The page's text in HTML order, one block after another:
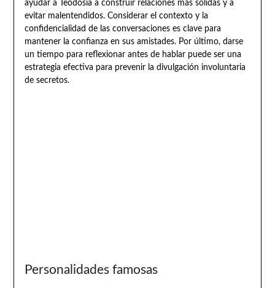
ayudar a Teodosia a construir relaciones más sólidas y a
evitar malentendidos. Considerar el contexto y la
confidencialidad de las conversaciones es clave para
mantener la confianza en sus amistades. Por último, darse
un tiempo para reflexionar antes de hablar puede ser una
estrategia efectiva para prevenir la divulgación involuntaria
de secretos.
Personalidades famosas